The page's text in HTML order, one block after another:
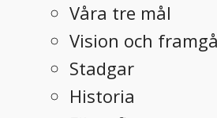
Våra tre mål
Vision och
Stadgar
Historia